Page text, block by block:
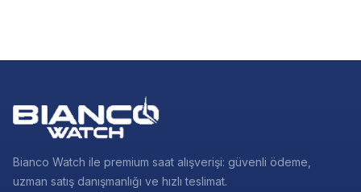
Bianco Watch ile premium saat alışverişi: güvenli ödeme,
uzman satış danışmanlığı ve hızlı teslimat.